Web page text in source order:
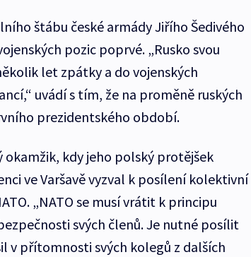
štábu české armády Jiřího Šedivého
pozic poprvé. „Rusko svou
let zpátky a do vojenských
uvádí s tím, že na proměně ruských
prezidentského období.
kdy jeho polský protějšek
ve Varšavě vyzval k posílení kolektivní
„NATO se musí vrátit k principu
svých členů. Je nutné posílit
v přítomnosti svých kolegů z dalších